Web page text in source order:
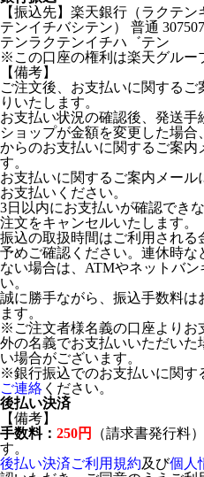
【振込先】楽天銀行（ラクテ
テンイチバシテン） 普通
テンラクテンイチハ゛テン
※この口座の権利は楽天グルー
【備考】
ご注文後、お支払いに関する
りいたします。
お支払い状況の確認後、発送手
ショップが金額を変更した場
からのお支払いに関するご案内
す。
お支払いに関するご案内メール
お支払いください。
3日以内にお支払いが確認でき
注文をキャンセルいたします。
振込の取扱時間はご利用され
予めご確認ください。連休時な
ない場合は、ATMやネットバ
い。
誠に勝手ながら、振込手数料は
ます。
※ご注文者様名義の口座よりお
外の名義でお支払いいただい
い場合がございます。
※銀行振込でのお支払いに関す
ご連絡 ください。
後払い決済
【備考】
手数料： 250円
（請求書発行料
す。
後払い決済ご利用規約及び個人